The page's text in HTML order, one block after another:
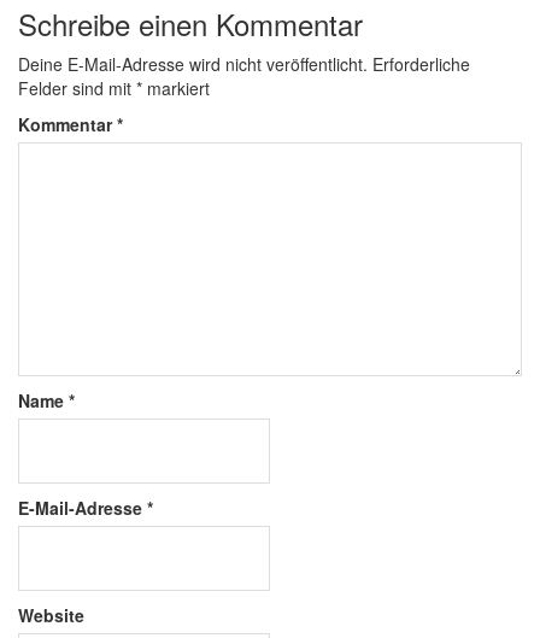
Schreibe einen Kommentar
Deine E-Mail-Adresse wird nicht veröffentlicht. Erforderliche
Felder sind mit * markiert
Kommentar*
Name *
E-Mail-Adresse *
Website